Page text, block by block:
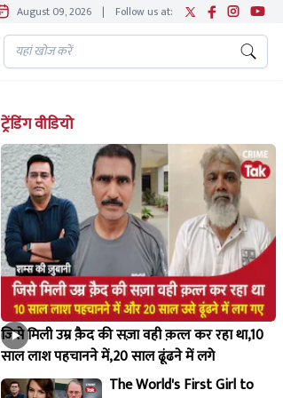
August 09, 2026 | Follow us at:
ट्रेंडिंग वीडियो
जिसे मिली उम्र क़ैद की सज़ा वही क़त्ल कर रहा था,10
साल लाश पहचानने में,20 साल ढूंढने में लगे
The World's First Girl to